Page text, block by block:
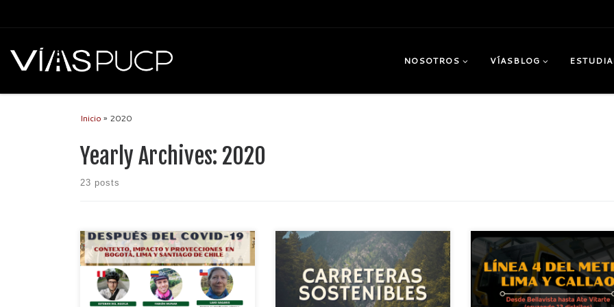
NOSOTROS VÍASBLOG
Inicio » 2020
Yearly Archives: 2020
23 posts
Estimada comunidad: La alianza Vías
PUCP, Cesitran y ANEIC-UN se
complace en invitarlos al primer trabajo
en conjunto, el conversatorio:
“Bicicleta durante y después del